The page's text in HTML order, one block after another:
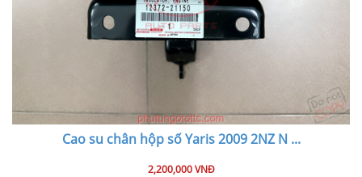
Cao su chân hộp số Yaris 2009 2NZ N...
2,200,000 VNĐ